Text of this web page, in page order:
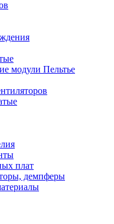
модули Пельтье
плат
демпферы